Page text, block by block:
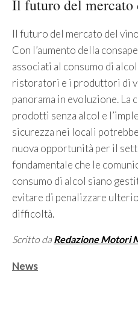
Il futuro del
Il futuro del mercato del
Con l’aumento della
associati al consumo di
ristoratori e i produttori di
panorama in evoluzione. La
prodotti senza alcol e
sicurezza nei locali
nuova opportunità per il
fondamentale che le
consumo di alcol siano
evitare di penalizzare
difficoltà.
Scritto da Redazione Motori
Categorie
News